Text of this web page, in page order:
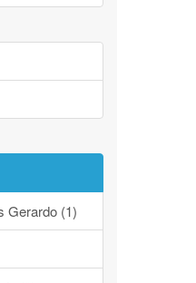
Gerardo (1)